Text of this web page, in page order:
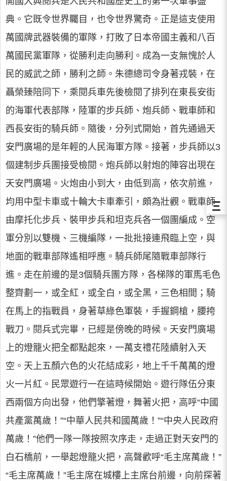
典。它既令世界矚目，也令世界驚奇。正是這支使用
萬國牌武器裝備的軍隊，打敗了日本帝國主義和八百
萬國民黨軍隊，從勝利走向勝利。成為一支無愧於人
民的威武之師，勝利之師。朱德總司令身著戎裝，在
聶榮臻陪同下，乘閱兵車先後檢閱了排列在東長安街
的海軍代表部隊，陸軍的步兵師、炮兵師、戰車師和
西長安街的騎兵師。隨後，分列式開始，首先通過天
安門廣場的是年輕的人民海軍方隊。接著，步兵師以3
個建制步兵團接受檢閱。炮兵師以射炮的陣容出現在
天安門廣場。火炮由小到大，由低到高，依次前進，
均用中型卡車或十輪大卡車牽引，頗為壯觀。戰車師
由摩托化步兵、裝甲步兵和坦克兵各一個團編成。空
軍分別以雙機、三機編隊，一批批接連飛臨上空，與
地面的戰車部隊遙相呼應。騎兵師尾隨戰車部隊行
進。走在前邊的是3個騎兵團方隊，各梯隊的軍馬毛色
整齊劃一，或全紅，或全白，或全黑，三色相間；騎
在馬上的指戰員，身著草綠色軍裝，手握鋼槍，腰挎
戰刀。閱兵式完畢，已經是傍晚的時候。天安門廣場
上的燈籠火把全都點起來，一萬支禮花陸續射入天
空。天上五顏六色的火花結成彩，地上千千萬萬的燈
火一片紅。民眾遊行一在這時候開始。遊行隊伍分東
西兩個方向出發，他們擎著燈，舞著火把，高呼“中國
共產黨萬歲！”“中華人民共和國萬歲！”“中央人民政府
萬歲！”他們一隊一隊按照次序走，走過正對天安門的
白石橋前，一舉起燈籠火把，高聲歡呼“毛主席萬歲！”
“毛主席萬歲！”毛主席在城樓上主席台前邊，向前探著
Ξ